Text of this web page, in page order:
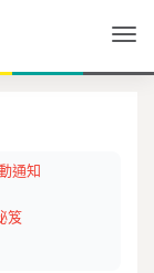
通知
笈